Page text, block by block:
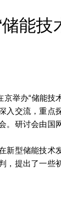
储能技
举办“储能
入交流，重点
。研讨会由国
储能技术发
，提出了一